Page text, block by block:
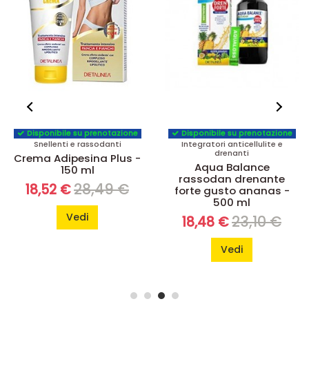
Disponibile su prenotazione
Integratori anticellulite e
drenanti
Aqua Balance
forte gusto ananas -
500 ml
18,48 €
Disponibile su prenotazione
Integratori per dieta e
metabolismo
Adipesina plus urto - 7
fiale
26,97 €32,89 €
Vedi